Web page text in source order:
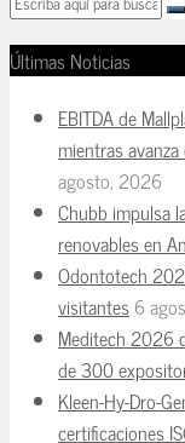
Últimas Noticias
EBITDA de
mientras
agosto, 2026
Chubb impulsa
renovables en
Odontotech
visitantes6
Meditech 2026
de 300
Kleen-Hy-Dro-
certificaciones